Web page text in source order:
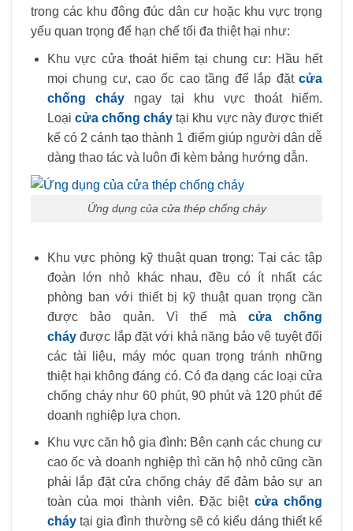
trong các khu đông đúc dân cư hoặc khu vực trọng
yếu quan trọng để hạn chế tối đa thiệt hại như:
Khu vực cửa thoát hiểm tại chung cư: Hầu hết
mọi chung cư, cao ốc cao tầng để lắp đặt cửa
chống cháyngay tại khu vực thoát hiểm.
Loại cửa chống cháy tại khu vực này được thiết
kế có 2 cánh tạo thành 1 điểm giúp người dân dễ
dàng thao tác và luôn đi kèm bảng hướng dẫn.
Ứng dụng của cửa thép chống cháy
Khu vực phòng kỹ thuật quan trọng: Tại các tập
đoàn lớn nhỏ khác nhau, đều có ít nhất các
phòng ban với thiết bị kỹ thuật quan trọng cần
được bảo quản. Vì thế mà cửa chống
cháyđược lắp đặt với khả năng bảo vệ tuyệt đối
các tài liệu, máy móc quan trọng tránh những
thiệt hại không đáng có. Có đa dạng các loại cửa
chống cháy như 60 phút, 90 phút và 120 phút để
doanh nghiệp lựa chọn.
Khu vực căn hộ gia đình: Bên cạnh các chung cư
cao ốc và doanh nghiệp thì căn hộ nhỏ cũng cần
phải lắp đặt cửa chống cháy để đảm bảo sự an
toàn của mọi thành viên. Đặc biệt cửa chống
cháytại gia đình thường sẽ có kiểu dáng thiết kế